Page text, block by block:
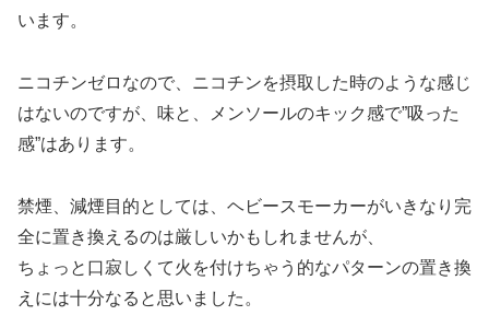
います。
ニコチンゼロなので、ニコチンを摂取した時のような感じ
はないのですが、味と、メンソールのキック感で”吸った
感”はあります。
禁煙、減煙目的としては、ヘビースモーカーがいきなり完
全に置き換えるのは厳しいかもしれませんが、
ちょっと口寂しくて火を付けちゃう的なパターンの置き換
えには十分なると思いました。